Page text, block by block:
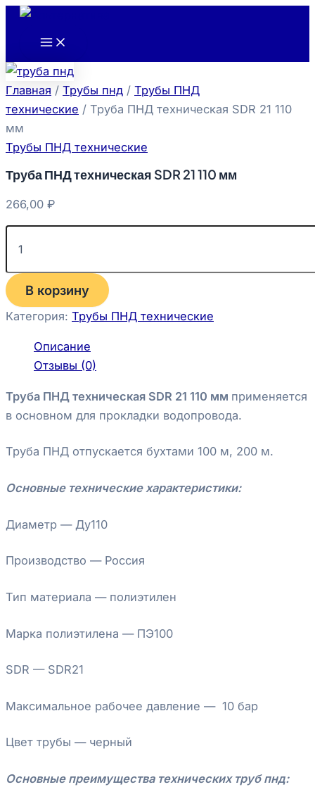
Перейти
содержимому
Main
Главная / Трубы пнд / Трубы ПНД
технические / Труба ПНД техническая SDR 21 110
мм
Трубы ПНД технические
Труба ПНД техническая SDR 21 110 мм
266,00 ₽
Количество
товара
техническая
SDR
21
110
мм
В корзину
Категория: Трубы ПНД технические
Описание
Отзывы (0)
Труба ПНД техническая SDR 21 110 мм применяется
в основном для прокладки водопровода.
Труба ПНД отпускается бухтами 100 м, 200 м.
Основные технические характеристики:
Диаметр — Ду110
Производство — Россия
Тип материала — полиэтилен
Марка полиэтилена — ПЭ100
SDR — SDR21
Максимальное рабочее давление — 10 бар
Цвет трубы — черный
Основные преимущества технических труб пнд: